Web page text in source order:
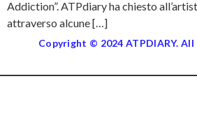
Addiction”. ATPdiary ha chiesto
attraverso alcune […]
Copyright © 2024 ATPDIARY.